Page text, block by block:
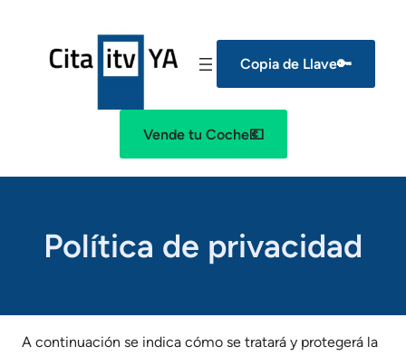
Copia de Llave🔑
Vende tu Coche💶
Política de privacidad
A continuación se indica cómo se tratará y protegerá la